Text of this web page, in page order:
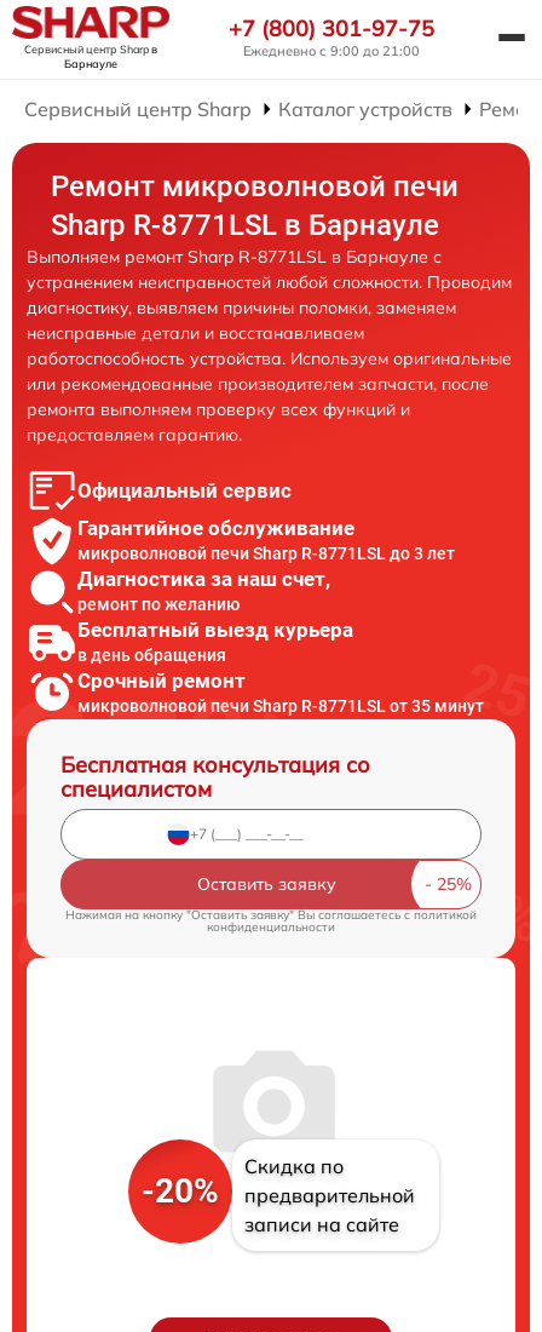
Сервисный центр Sharpв
Барнауле
+7 (800) 301-97-75
Ежедневно с 9:00 до 21:00
Сервисный центр Sharp Каталог устройств
Ремонт микроволновой печи
Sharp R-8771LSL в Барнауле
Выполняем ремонт Sharp R-8771LSL в Барнауле с
устранением неисправностей любой сложности. Проводим
диагностику, выявляем причины поломки, заменяем
неисправные детали и восстанавливаем
работоспособность устройства. Используем оригинальные
или рекомендованные производителем запчасти, после
ремонта выполняем проверку всех функций и
предоставляем гарантию.
Официальный сервис
Гарантийное обслуживание
микроволновой печи Sharp R-8771LSL до 3 лет
Диагностика за наш счет,
ремонт по желанию
Бесплатный выезд курьера
в день обращения
Срочный ремонт
микроволновой печи Sharp R-8771LSL от 35 минут
Бесплатная консультация со
специалистом
Оставить заявку
Нажимая на кнопку "Оставить заявку" Вы соглашаетесь cполитикой
конфиденциальности
-20%
Скидка по
предварительной
записи на сайте